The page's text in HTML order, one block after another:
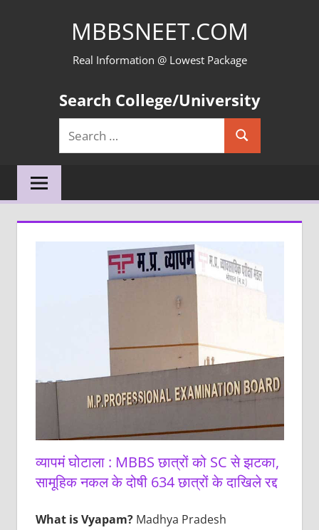
MBBSNEET.COM
Real Information @ Lowest Package
Search College/University
Search
for:
Search
व्यापमं घोटाला : MBBS छात्रों को SC से झटका,
सामूहिक नकल के दोषी 634 छात्रों के दाखिले रद्द
What is Vyapam?Madhya Pradesh